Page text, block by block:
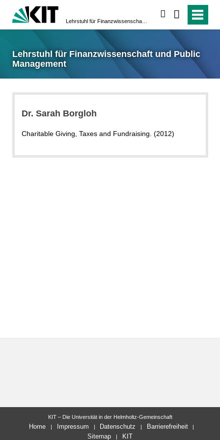
Lehrstuhl für Finanzwissenschaft und Public
Management
Dr. Sarah Borgloh
Charitable Giving, Taxes and Fundraising. (2012)
KIT – Die Universität in der Helmholtz-Gemeinschaft
Home Impressum Datenschutz
Barrierefreiheit
Sitemap
KIT